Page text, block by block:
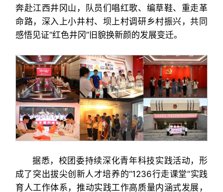
奔赴江西井冈山，队员们唱红歌、编草鞋、重走革
命路，深入上小井村、坝上村调研乡村振兴，共同
感悟见证“红色井冈”旧貌换新颜的发展变迁。
据悉，校团委持续深化青年科技实践活动，形
成了突出拔尖创新人才培养的“1236行走课堂”实践
育人工作体系，推动实践工作高质量内涵式发展，